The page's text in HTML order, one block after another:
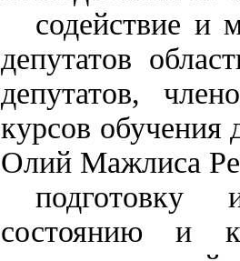
содействие и
депутатов
депутатов,
курсов обучения
Олий Мажлиса
подготовку
состоянию и